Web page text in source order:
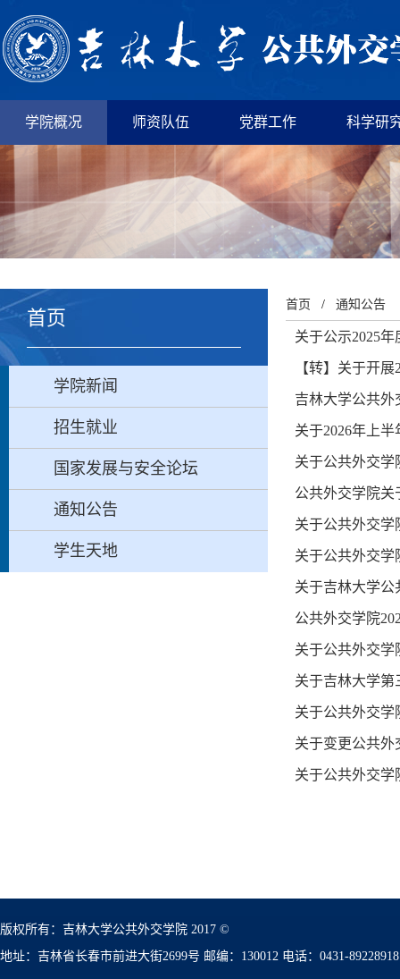
学院概况 师资队伍 党群工作 科学研
首页
学院新闻
招生就业
国家发展与安全论坛
通知公告
学生天地
首页 / 通知公告
关于公示2025
【转】关于开
吉林大学公共外
关于2026年上
关于公共外交学
公共外交学院关
关于公共外交学
关于公共外交学
关于吉林大学公
公共外交学院
关于公共外交学
关于吉林大学第
关于公共外交学
关于变更公共外
关于公共外交学
版权所有：吉林大学公共外交学院 2017 ©
地址：吉林省长春市前进大街2699号 邮编：130012 电话：0431-89228918